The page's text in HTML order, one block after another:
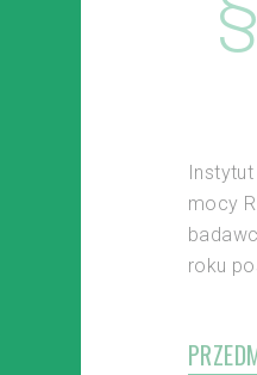
mocy
roku